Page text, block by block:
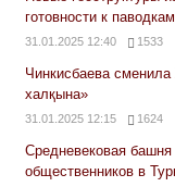
готовности к
31.01.2025 12:40 1533
Чинкисбаева
халқына»
31.01.2025 12:15 1624
Средневековая
общественников в